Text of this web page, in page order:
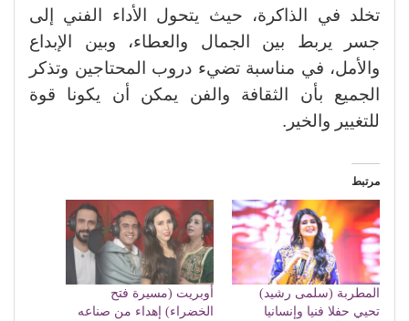
تخلد في الذاكرة، حيث يتحول الأداء الفني إلى
جسر يربط بين الجمال والعطاء، وبين الإبداع
والأمل، في مناسبة تضيء دروب المحتاجين وتذكر
الجميع بأن الثقافة والفن يمكن أن يكونا قوة
للتغيير والخير.
مرتبط
المطربة (سلمى رشيد)
تحيي حفلا فنيا وإنسانيا
أوبريت (مسيرة فتح
الخضراء) إهداء من صناعه